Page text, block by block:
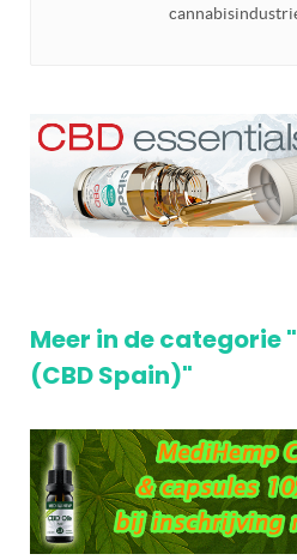
Meer in de categorie
(CBD Spain)"